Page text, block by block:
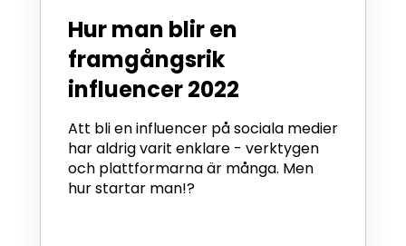
Hur man blir en
framgångsrik
influencer 2022
Att bli en influencer på sociala medier
har aldrig varit enklare - verktygen
och plattformarna är många. Men
hur startar man!?